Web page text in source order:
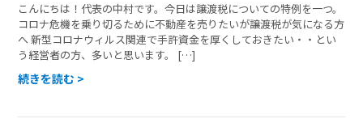
こんにちは！代表の中村です。今日は譲渡税についての特例を一つ。
コロナ危機を乗り切るために不動産を売りたいが譲渡税が気になる方
へ 新型コロナウィルス関連で手許資金を厚くしておきたい・・とい
う経営者の方、多いと思います。 […]
続きを読む >